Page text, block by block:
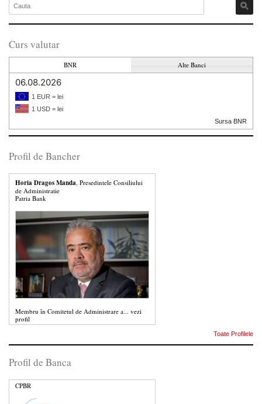
Curs valutar
BNR Alte Banci
06.08.2026
1 EUR = lei
1 USD = lei
Sursa BNR
Profil de Bancher
Horia Dragos Manda , Presedintele Consiliului
de Administratie
Patria Bank
Membru în Comitetul de Administrare a... vezi
profil
Toate Profilele
Profil de Banca
CPBR